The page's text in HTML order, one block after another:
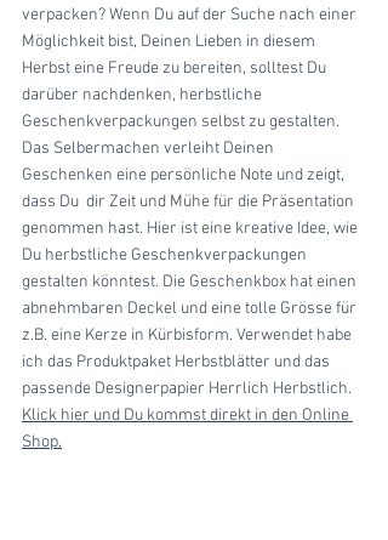
verpacken? Wenn Du auf der Suche nach einer
Möglichkeit bist, Deinen Lieben in diesem
Herbst eine Freude zu bereiten, solltest Du
darüber nachdenken, herbstliche
Geschenkverpackungen selbst zu gestalten.
Das Selbermachen verleiht Deinen
Geschenken eine persönliche Note und zeigt,
dass Du  dir Zeit und Mühe für die Präsentation
genommen hast. Hier ist eine kreative Idee, wie
Du herbstliche Geschenkverpackungen
gestalten könntest. Die Geschenkbox hat einen
abnehmbaren Deckel und eine tolle Grösse für
z.B. eine Kerze in Kürbisform. Verwendet habe
ich das Produktpaket Herbstblätter und das
passende Designerpapier Herrlich Herbstlich.
Klick hier und Du kommst direkt in den Online
Shop.